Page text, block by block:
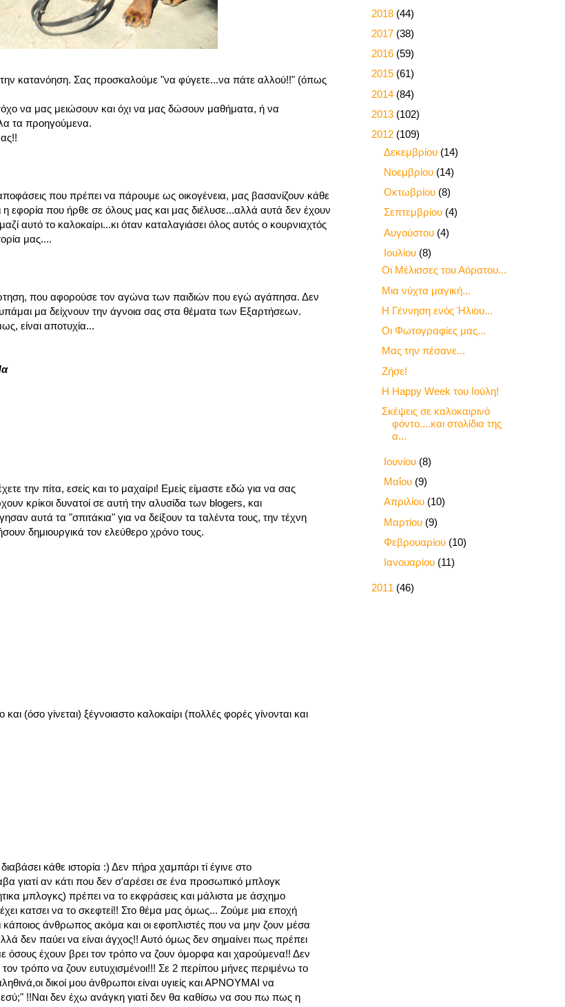
κατανόηση. Σας προσκαλούμε "να φύγετε...να πάτε αλλού!!" (όπως
να μας μειώσουν και όχι να μας δώσουν μαθήματα, ή να
τα προηγούμενα.
που πρέπει να πάρουμε ως οικογένεια, μας βασανίζουν κάθε
η εφορία που ήρθε σε όλους μας και μας διέλυσε...αλλά αυτά δεν έχουν
αυτό το καλοκαίρι...κι όταν καταλαγιάσει όλος αυτός ο κουρνιαχτός
μας....
που αφορούσε τον αγώνα των παιδιών που εγώ αγάπησα. Δεν
μα δείχνουν την άγνοια σας στα θέματα των Εξαρτήσεων.
είναι αποτυχία...
την πίτα, εσείς και το μαχαίρι! Εμείς είμαστε εδώ για να σας
κρίκοι δυνατοί σε αυτή την αλυσίδα των blogers, και
αυτά τα "σπιτάκια" για να δείξουν τα ταλέντα τους, την τέχνη
δημιουργικά τον ελεύθερο χρόνο τους.
(όσο γίνεται) ξέγνοιαστο καλοκαίρι (πολλές φορές γίνονται και
κάθε ιστορία :) Δεν πήρα χαμπάρι τί έγινε στο
γιατί αν κάτι που δεν σ'αρέσει σε ένα προσωπικό μπλογκ
μπλογκς) πρέπει να το εκφράσεις και μάλιστα με άσχημο
κατσει να το σκεφτεί!! Στο θέμα μας όμως... Ζούμε μια εποχή
άνθρωπος ακόμα και οι εφοπλιστές που να μην ζουν μέσα
δεν παύει να είναι άγχος!! Αυτό όμως δεν σημαίνει πως πρέπει
όσους έχουν βρει τον τρόπο να ζουν όμορφα και χαρούμενα!! Δεν
τρόπο να ζουν ευτυχισμένοι!!! Σε 2 περίπου μήνες περιμένω το
δικοί μου άνθρωποι είναι υγιείς και ΑΡΝΟΥΜΑΙ να
!!Ναι δεν έχω ανάγκη γιατί δεν θα καθίσω να σου πω πως η
2018 (44)
2017 (38)
2016 (59)
2015 (61)
2014 (84)
2013 (102)
2012 (109)
Δεκεμβρίου (14)
Νοεμβρίου (14)
Οκτωβρίου (8)
Σεπτεμβρίου (4)
Αυγούστου (4)
Ιουλίου (8)
Οι Μέλισσες του Αόρατου...
Μια νύχτα μαγική...
Η Γέννηση ενός Ήλιου...
Οι Φωτογραφίες μας...
Μας την πέσανε...
Ζήσε!
Η Happy Week του Ιούλη!
Σκέψεις σε καλοκαιρινό
φόντο....και στολίδια της
α...
Ιουνίου (8)
Μαΐου (9)
Απριλίου (10)
Μαρτίου (9)
Φεβρουαρίου (10)
Ιανουαρίου (11)
2011 (46)